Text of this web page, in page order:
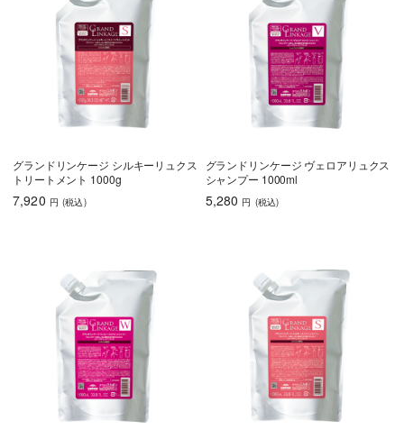
グランドリンケージ シルキーリュクス
トリートメント 1000g
7,920 円 (税込)
グランドリンケージ ヴェロアリュクス
シャンプー 1000ml
5,280 円 (税込)